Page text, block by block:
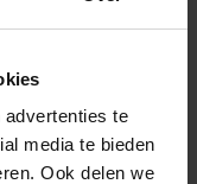
te
media te bieden
Ook delen we